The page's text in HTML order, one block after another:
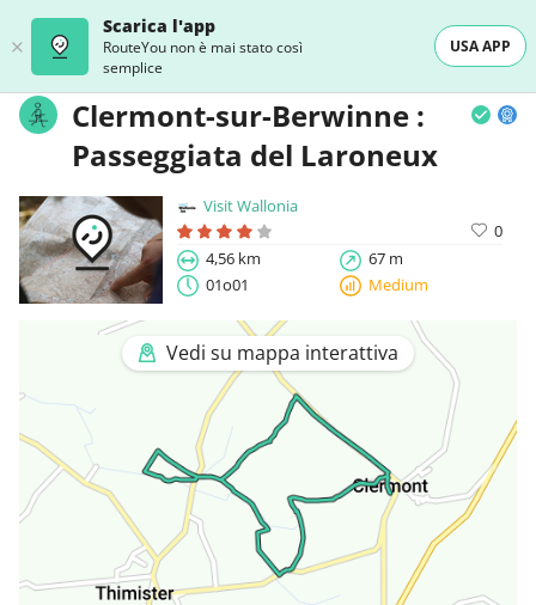
Scarica l'app
RouteYou non è mai stato così
semplice
USA APP
Clermont-sur-Berwinne :
Passeggiata del Laroneux
Visit Wallonia
0
4,56 km
67 m
01o01
Medium
Vedi su mappa interattiva